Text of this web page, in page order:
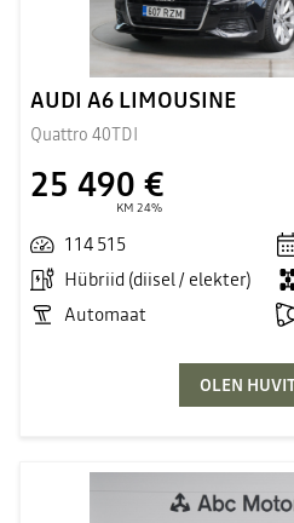
AUDI A6 LIMOUSINE
Quattro 40TDI
25 490 €
KM 24%
114 515
Hübriid (diisel / elekter)
Automaat
OLEN